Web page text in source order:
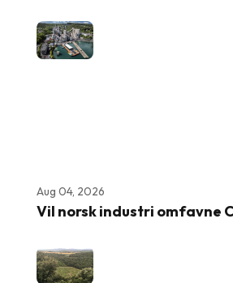
Aug 04, 2026
Vil norsk industri omfavne